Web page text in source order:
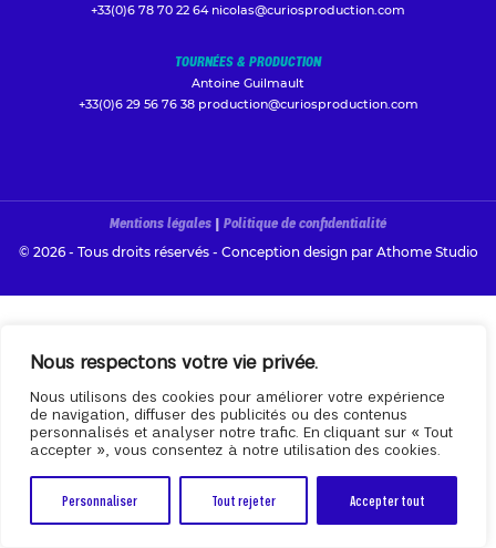
Nous respectons votre vie privée.
Nous utilisons des cookies pour améliorer votre expérience
de navigation, diffuser des publicités ou des contenus
personnalisés et analyser notre trafic. En cliquant sur « Tout
accepter », vous consentez à notre utilisation des cookies.
Personnaliser Tout rejeter Accepter tout
+33(0)6 78 70 22 64 nicolas@curiosproduction.com
TOURNÉES & PRODUCTION
Antoine Guilmault
+33(0)6 29 56 76 38 production@curiosproduction.com
Mentions légales | Politique de confidentialité
© 2026 - Tous droits réservés - Conception design par Athome Studio